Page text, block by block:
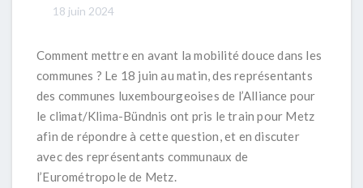
18 juin 2024
Comment mettre en avant la mobilité douce dans les
communes ? Le 18 juin au matin, des représentants
des communes luxembourgeoises de l’Alliance pour
le climat/Klima-Bündnis ont pris le train pour Metz
afin de répondre à cette question, et en discuter
avec des représentants communaux de
l’Eurométropole de Metz.